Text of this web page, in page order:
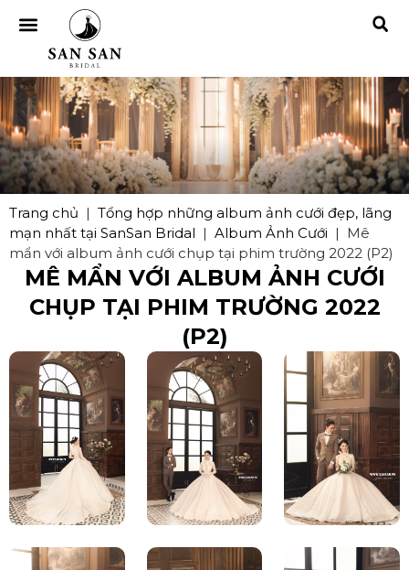
Trang chủ | Tổng hợp những album ảnh cưới đẹp, lãng
mạn nhất tại SanSan Bridal | Album Ảnh Cưới | Mê
mẩn với album ảnh cưới chụp tại phim trường 2022 (P2)
MÊ MẨN VỚI ALBUM ẢNH CƯỚI
CHỤP TẠI PHIM TRƯỜNG 2022
(P2)